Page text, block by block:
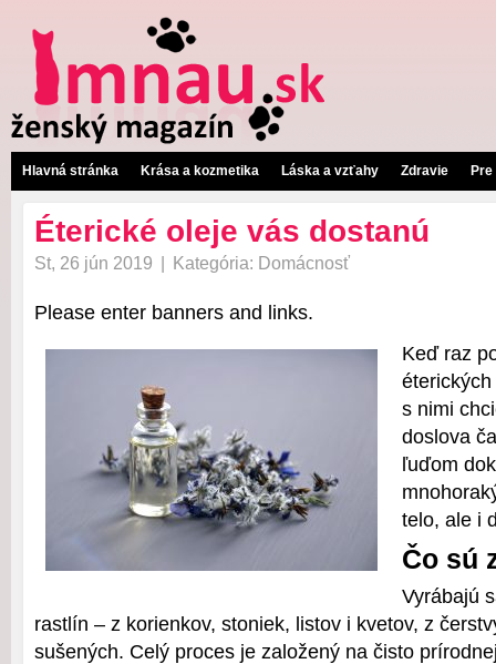
Hlavná stránka Krása a kozmetika Láska a vzťahy Zdravie
Éterické oleje vás dostanú
St, 26 jún 2019 Kategória: Domácnosť
Please enter banners and links.
Keď raz
s nimi
doslova
ľuďom
telo, ale i
Čo sú
Vyrábajú
rastlín – z korienkov, stoniek, listov i kvetov, z
sušených. Celý proces je založený na čisto